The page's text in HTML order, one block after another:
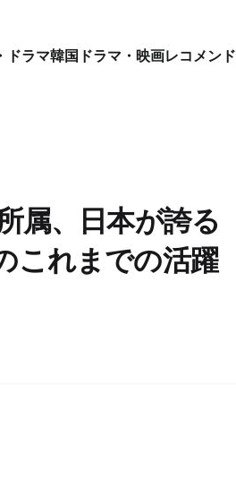
ドラマ韓国ドラマ・映画レコメンド
属、日本が誇る
これまでの活躍